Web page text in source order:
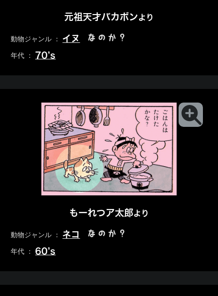
元祖天才バカボンより
動物ジャンル ： イヌ なのか？
年代 ： 70’s
もーれつア太郎より
動物ジャンル ： ネコ なのか？
年代 ： 60’s